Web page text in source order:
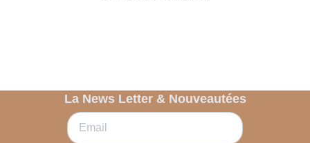
La News Letter & Nouveautées